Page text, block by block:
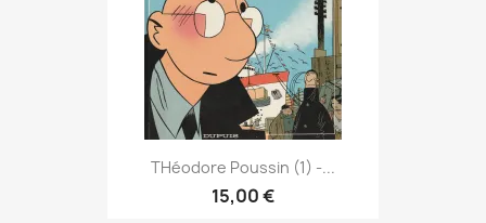
THéodore Poussin (1) -...
15,00 €